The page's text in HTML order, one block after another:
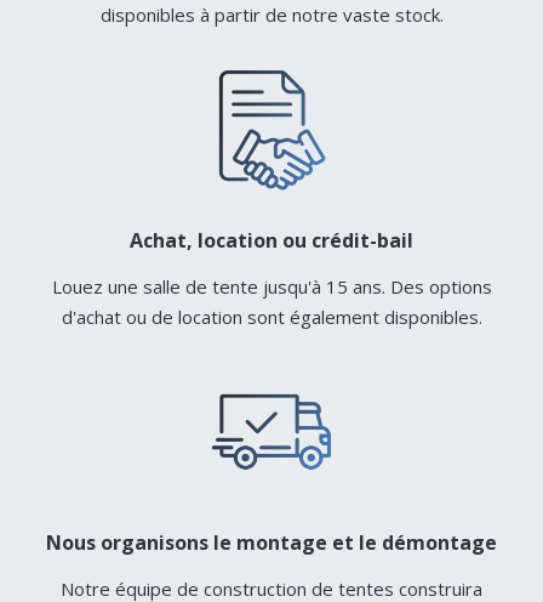
disponibles à partir de notre vaste stock.
Achat, location ou crédit-bail
Louez une salle de tente jusqu'à 15 ans. Des options
d'achat ou de location sont également disponibles.
Nous organisons le montage et le démontage
Notre équipe de construction de tentes construira